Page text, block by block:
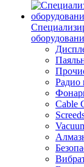
Радио
Cable